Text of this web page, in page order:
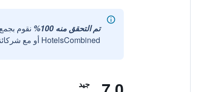
تم التحقق منه 100%
نقوم
HotelsCombined أو مع شركائنا الخارجيين الموثوقين.
جيد